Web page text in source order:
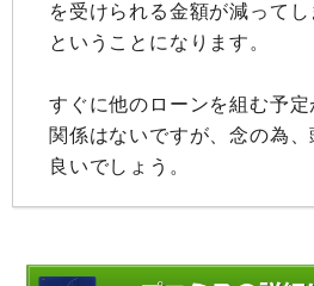
を受けられる金額が減って
ということになります。
すぐに他のローンを組む予
関係はないですが、念の為
良いでしょう。